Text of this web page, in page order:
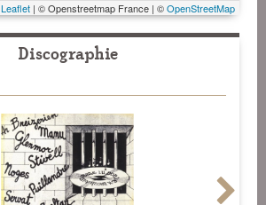
Leaflet | © Openstreetmap France | ©OpenStreetMap
Discographie